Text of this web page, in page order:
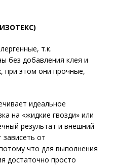
т.к.
без добавления клея и
при этом они прочные,
идеальное
на «жидкие гвозди» или
результат и внешний
зависеть от
что для выполнения
достаточно просто